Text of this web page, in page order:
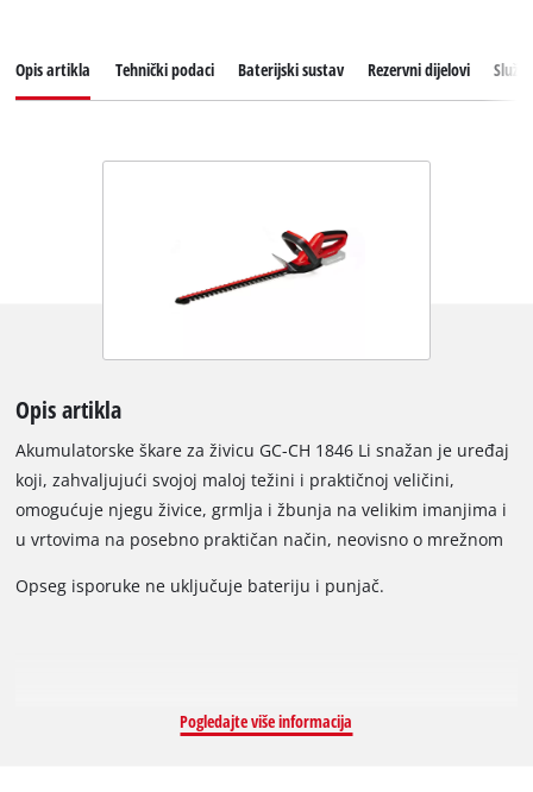
Opis artikla Tehnički podaci Baterijski sustav Rezervni dijelovi
Opis artikla
Akumulatorske škare za živicu GC-CH 1846 Li snažan je uređaj
koji, zahvaljujući svojoj maloj težini i praktičnoj veličini,
omogućuje njegu živice, grmlja i žbunja na velikim imanjima i
u vrtovima na posebno praktičan način, neovisno o mrežnom
noževi izrađeni od laserski rezanog i dijamantno brušenog
aluminijskim poklopcem za noževe. Odbojnik ima rupu za
Opseg isporuke ne uključuje bateriju i punjač.
Pogledajte više informacija